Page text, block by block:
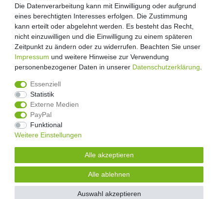
Zooheld Blog
Widerrufsrecht
Vertrag widerrufen
Geschäftsbedingungen
Impressum
Unsere Artikel sind gelistet auf:
© Copyright 2026 | Alle Rechte vorbehalten.
Alle Preise inklusive gesetzlicher Mehrwertsteuer und zuzüglich
| * Pflichtfeld
Die Datenverarbeitung kann mit Einwilligung oder aufgrund
eines berechtigten Interesses erfolgen. Die Zustimmung
kann erteilt oder abgelehnt werden. Es besteht das Recht,
nicht einzuwilligen und die Einwilligung zu einem späteren
Zeitpunkt zu ändern oder zu widerrufen. Beachten Sie unser
Impressum und weitere Hinweise zur Verwendung
personenbezogener Daten in unserer Daten­schutz­erklärung
Essenziell
Statistik
Externe Medien
PayPal
Funktional
Weitere Einstellungen
Alle akzeptieren
Alle ablehnen
Auswahl akzeptieren
Die Datenverarbeitung kann mit Einwilligung oder aufgrund
eines berechtigten Interesses erfolgen. Die Zustimmung
kann erteilt oder abgelehnt werden. Es besteht das Recht,
nicht einzuwilligen und die Einwilligung zu einem späteren
Zeitpunkt zu ändern oder zu widerrufen. Beachten Sie unser
Impressum und weitere Hinweise zur Verwendung
personenbezogener Daten in unserer Daten­schutz­erklärung
Essenziell
Statistik
Externe Medien
PayPal
Funktional
Weitere Einstellungen
Alle akzeptieren
Alle ablehnen
Auswahl akzeptieren